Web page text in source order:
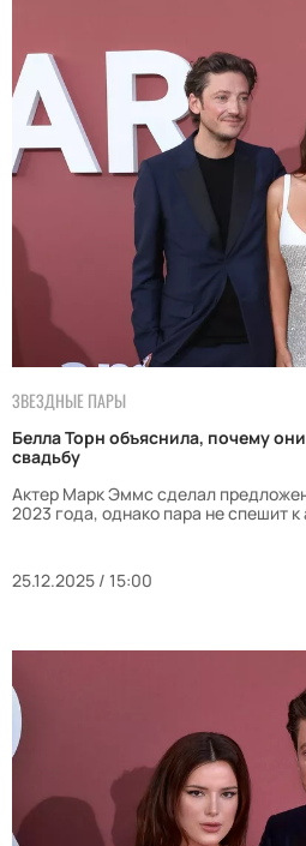
ЗВЕЗДНЫЕ ПАРЫ
Белла Торн объяснила, почему
свадьбу
Актер Марк Эммс сделал
2023 года, однако пара не спешит к
25.12.2025 / 15:00